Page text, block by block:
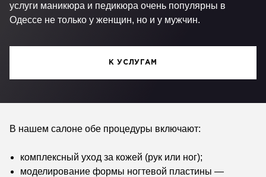
услуги маникюра и педикюра очень популярны в
Одессе не только у женщин, но и у мужчин.
К УСЛУГАМ
В нашем салоне обе процедуры включают:
комплексный уход за кожей (рук или ног);
моделирование формы ногтевой пластины —